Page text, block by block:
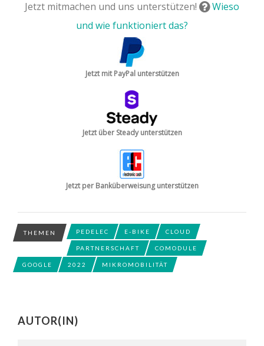
Jetzt mitmachen und uns unterstützen!
Wieso
und wie funktioniert das?
Jetzt mit PayPal unterstützen
Jetzt über Steady unterstützen
Jetzt per Banküberweisung unterstützen
THEMEN PEDELEC E-BIKE CLOUD
PARTNERSCHAFT COMODULE
GOOGLE 2022 MIKROMOBILITÄT
AUTOR(IN)